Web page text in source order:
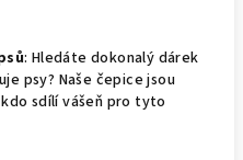
: Hledáte dokonalý dárek
psy? Naše čepice jsou
sdílí vášeň pro tyto